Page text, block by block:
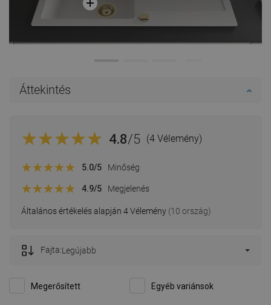
Áttekintés
4.8/5 (4 Vélemény)
Általános értékelés alapján 4 Vélemény (10 ország)
5.0/5 Minőség
4.9/5 Megjelenés
Megerősített Egyéb variánsok
Fajta:Legújabb